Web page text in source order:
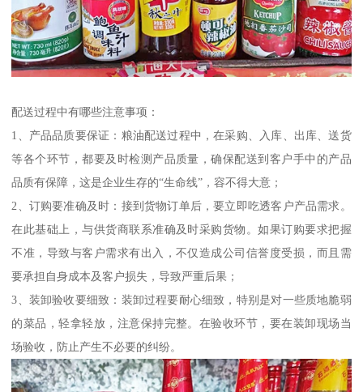
配送过程中有哪些注意事项：
1、产品品质要保证：粮油配送过程中，在采购、入库、出库、送货
等各个环节，都要及时检测产品质量，确保配送到客户手中的产品
品质有保障，这是企业生存的“生命线”，容不得大意；
2、订购要准确及时：接到货物订单后，要立即吃透客户产品需求。
在此基础上，与供货商联系准确及时采购货物。如果订购要求把握
不准，导致与客户需求有出入，不仅造成公司信誉度受损，而且需
要承担自身成本及客户损失，导致严重后果；
3、装卸验收要细致：装卸过程要耐心细致，特别是对一些质地脆弱
的菜品，轻拿轻放，注意保持完整。在验收环节，要在装卸现场当
场验收，防止产生不必要的纠纷。